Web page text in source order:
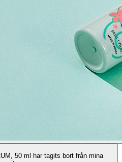
50 ml har tagits bort från mina